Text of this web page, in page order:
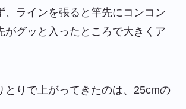
、ラインを張ると竿先にコンコン
がグッと入ったところで大きくア
とりで上がってきたのは、25cmの